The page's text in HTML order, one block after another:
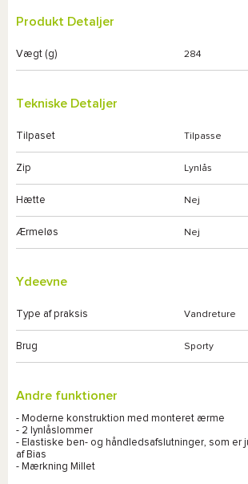
Produkt Detaljer
Vægt (g) 284
Tekniske Detaljer
Tilpaset Tilpasse
Zip Lynlås
Hætte Nej
Ærmeløs Nej
Ydeevne
Type af praksis Vandreture
Brug Sporty
Andre funktioner
- Moderne konstruktion med monteret ærme
- 2 lynlåslommer
- Elastiske ben- og håndledsafslutninger, som er
af Bias
- Mærkning Millet